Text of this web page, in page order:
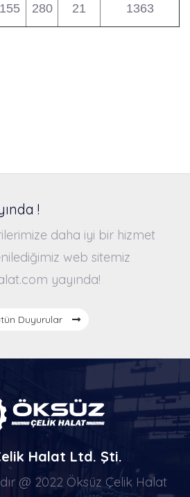
155 280 21 1363
!
daha iyi bir hizmet
web sitemiz
yayında!
Duyurular
Halat Ltd. Şti.
@ 2022 Öksüz Çelik Halat